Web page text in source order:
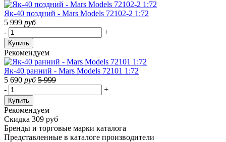
Як-40 поздний - Mars Models 72102-2 1:72
5 999 руб
-
+
Купить
Рекомендуем
Як-40 ранний - Mars Models 72101 1:72
5 690 руб 5 999
-
+
Купить
Рекомендуем
Скидка 309 руб
Бренды и торговые марки каталога
Представленные в каталоге производители